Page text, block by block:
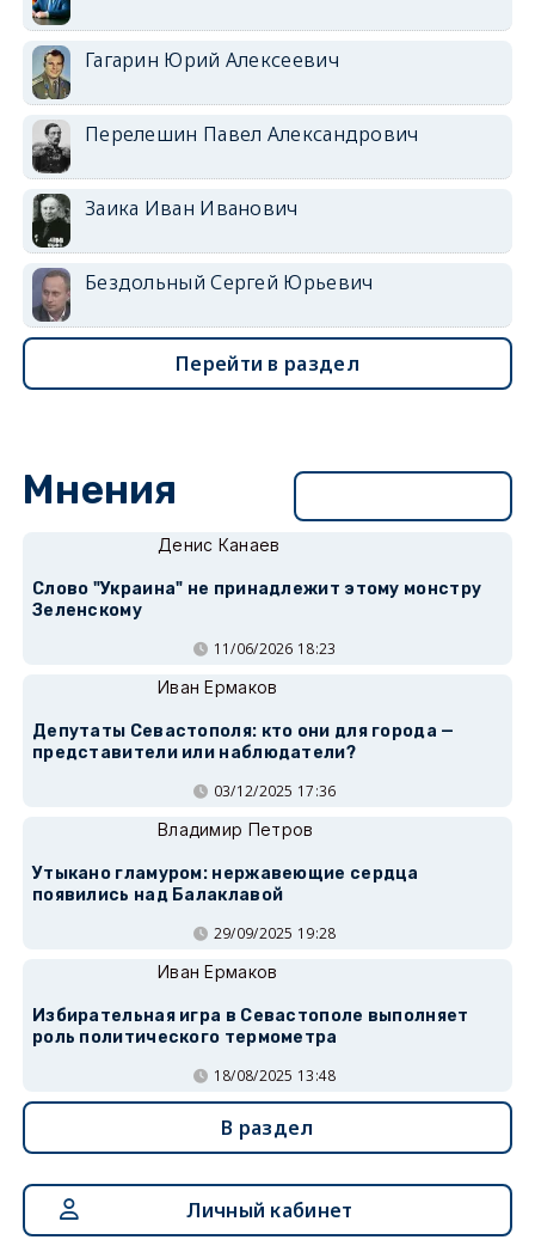
Гагарин Юрий Алексеевич
Перелешин Павел Александрович
Заика Иван Иванович
Бездольный Сергей Юрьевич
Перейти в раздел
Мнения
Денис Канаев
Слово "Украина" не принадлежит этому монстру
Зеленскому
11/06/2026 18:23
Иван Ермаков
Депутаты Севастополя: кто они для города —
представители или наблюдатели?
03/12/2025 17:36
Владимир Петров
Утыкано гламуром: нержавеющие сердца
появились над Балаклавой
29/09/2025 19:28
Иван Ермаков
Избирательная игра в Севастополе выполняет
роль политического термометра
18/08/2025 13:48
В раздел
Личный кабинет